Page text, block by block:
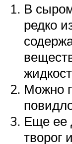
В
редко
Можно
Еще ее
творог